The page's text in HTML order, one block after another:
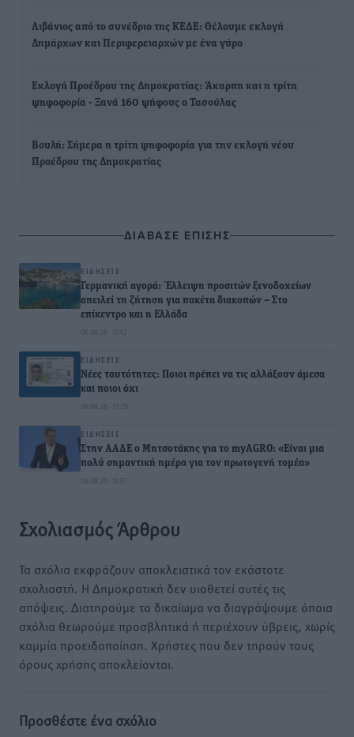
Λιβάνιος από το συνέδριο της ΚΕΔΕ: Θέλουμε εκλογή
Δημάρχων και Περιφερειαρχών με ένα γύρο
Εκλογή Προέδρου της Δημοκρατίας: Άκαρπη και η τρίτη
ψηφοφορία - Ξανά 160 ψήφους ο Τασούλας
Βουλή: Σήμερα η τρίτη ψηφοφορία για την εκλογή νέου
Προέδρου της Δημοκρατίας
ΔΙΑΒΑΣΕ ΕΠΙΣΗΣ
ΕΙΔΉΣΕΙΣ
Γερμανική αγορά: Έλλειψη προσιτών ξενοδοχείων
απειλεί τη ζήτηση για πακέτα διακοπών – Στο
επίκεντρο και η Ελλάδα
06.08.26 · 17:42
ΕΙΔΉΣΕΙΣ
Νέες ταυτότητες: Ποιοι πρέπει να τις αλλάξουν άμεσα
και ποιοι όχι
06.08.26 · 13:25
ΕΙΔΉΣΕΙΣ
Στην ΑΑΔΕ ο Μητσοτάκης για το myAGRO: «Είναι μια
πολύ σημαντική ημέρα για τον πρωτογενή τομέα»
06.08.26 · 11:37
Σχολιασμός Άρθρου
Τα σχόλια εκφράζουν αποκλειστικά τον εκάστοτε
σχολιαστή. Η Δημοκρατική δεν υιοθετεί αυτές τις
απόψεις. Διατηρούμε το δικαίωμα να διαγράψουμε όποια
σχόλια θεωρούμε προσβλητικά ή περιέχουν ύβρεις, χωρίς
καμμία προειδοποίηση. Χρήστες που δεν τηρούν τους
όρους χρήσης αποκλείονται.
Προσθέστε ένα σχόλιο